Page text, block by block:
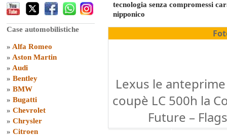
Case automobilistiche
» Alfa Romeo
» Aston Martin
» Audi
» Bentley
» BMW
» Bugatti
» Chevrolet
» Chrysler
» Citroen
tecnologia senza compromessi
nipponico
Lexus le
coupè LC 500h la
Future –